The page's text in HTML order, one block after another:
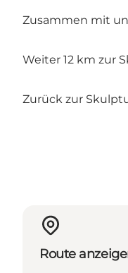
Zusammen mit
Weiter 12 km zur
Zurück zur
Route